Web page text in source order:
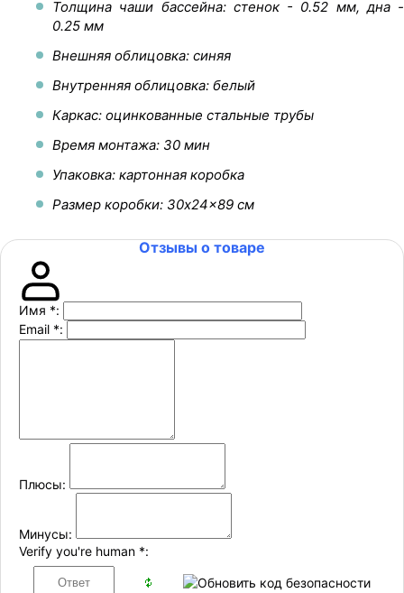
Толщина чаши бассейна: стенок - 0.52 мм, дна -
0.25 мм
Внешняя облицовка: синяя
Внутренняя облицовка: белый
Каркас: оцинкованные стальные трубы
Время монтажа: 30 мин
Упаковка: картонная коробка
Размер коробки: 30x24x89 см
Отзывы о товаре
Имя *:
Email *:
Плюсы:
Минусы:
Verify you're human *: